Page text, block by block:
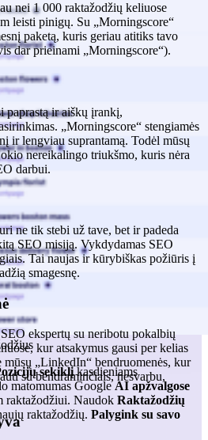
sekiklįkasdieniams
matomumas GoogleAI apžvalgose
raktažodžiui. Naudok Raktažodžių
raktažodžių. Palygink su savo
nei 1 000 raktažodžių keliuose
leisti pinigų. Su „Morningscore“
paketą, kuris geriau atitiks tavo
dar prieinami „Morningscore“).
paprastą ir aiškų įrankį,
„Morningscore“ stengiamės
ir lengviau suprantamą. Todėl mūsų
nereikalingo triukšmo, kuris nėra
darbui.
ne tik stebi už tave, bet ir padeda
SEO misiją. Vykdydamas SEO
Tai naujas ir kūrybiškas požiūris į
smagesnę.
ekspertų su neribotu pokalbių
kur atsakymus gausi per kelias
„LinkedIn“ bendruomenės, kur
su bendraminčiais, nesvarbu,